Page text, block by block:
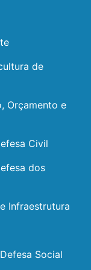
de
Orçamento e
Civil
dos
Infraestrutura
Social